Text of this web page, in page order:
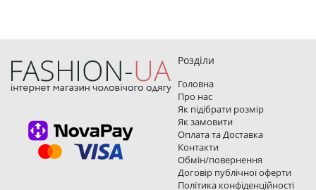
Розділи
Головна
Про нас
Як підібрати розмір
Як замовити
Оплата та Доставка
Контакти
Обмін/повернення
Договір публічної оферти
Політика конфіденційності